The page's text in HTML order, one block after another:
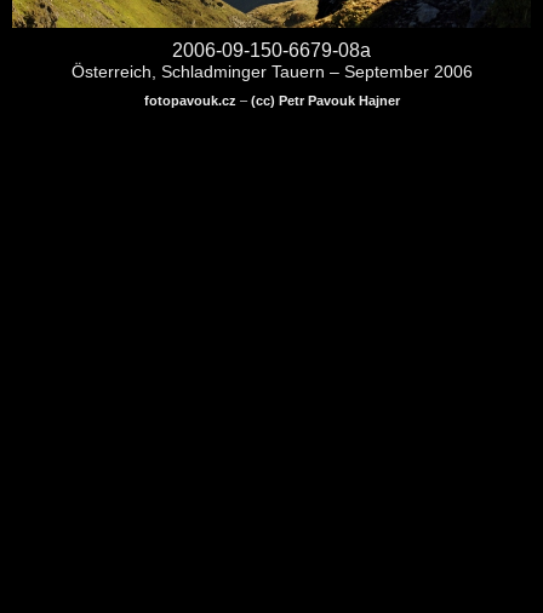
2006-09-150-6679-08a
Österreich, Schladminger Tauern – September 2006
fotopavouk.cz– (cc) Petr Pavouk Hajner